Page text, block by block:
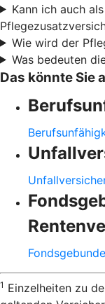
Kann ich auch
Wie wird der
Was bedeuten
Das könnte Sie
1 Einzelheiten zu